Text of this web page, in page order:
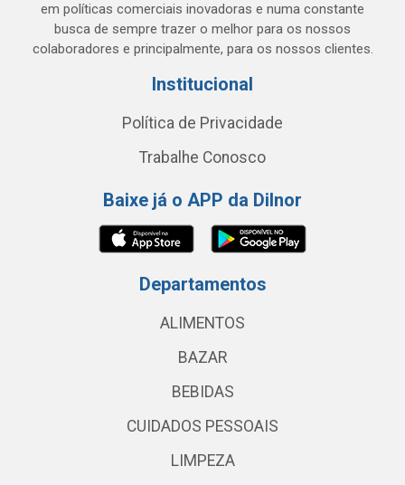
em políticas comerciais inovadoras e numa constante
busca de sempre trazer o melhor para os nossos
colaboradores e principalmente, para os nossos clientes.
Institucional
Política de Privacidade
Trabalhe Conosco
Baixe já o APP da Dilnor
Departamentos
ALIMENTOS
BAZAR
BEBIDAS
CUIDADOS PESSOAIS
LIMPEZA